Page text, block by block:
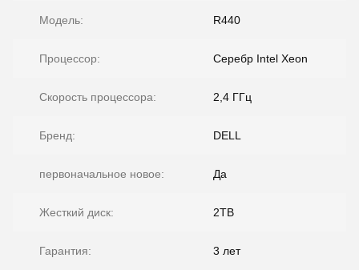
Модель: R440
Процессор: Серебр Intel Xeon
Скорость процессора: 2,4 ГГц
Бренд: DELL
первоначальное новое: Да
Жесткий диск: 2TB
Гарантия: 3 лет